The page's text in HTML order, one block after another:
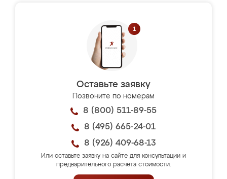
Оставьте заявку
Позвоните по номерам
8 (800) 511-89-55
8 (495) 665-24-01
8 (926) 409-68-13
Или оставьте заявку на сайте для консультации и
предварительного расчёта стоимости.